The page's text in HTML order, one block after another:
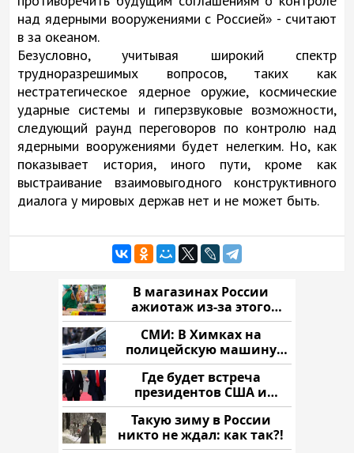
над ядерными вооружениями с Россией» - считают
в за океаном.
Безусловно, учитывая широкий спектр
трудноразрешимых вопросов, таких как
нестратегическое ядерное оружие, космические
ударные системы и гиперзвуковые возможности,
следующий раунд переговоров по контролю над
ядерными вооружениями будет нелегким. Но, как
показывает история, иного пути, кроме как
выстраивание взаимовыгодного конструктивного
диалога у мировых держав нет и не может быть.
В магазинах России
ажиотаж из-за этого
продукта: что купить?
СМИ: В Химках на
полицейскую машину
напали и подожгли.
Где будет встреча
президентов США и
России: Европа?
Такую зиму в России
никто не ждал: как так?!